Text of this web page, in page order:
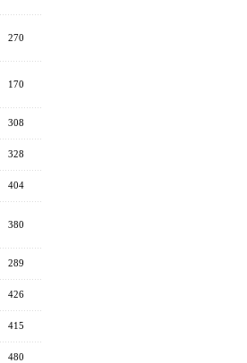
270
170
308
328
404
380
289
426
415
480